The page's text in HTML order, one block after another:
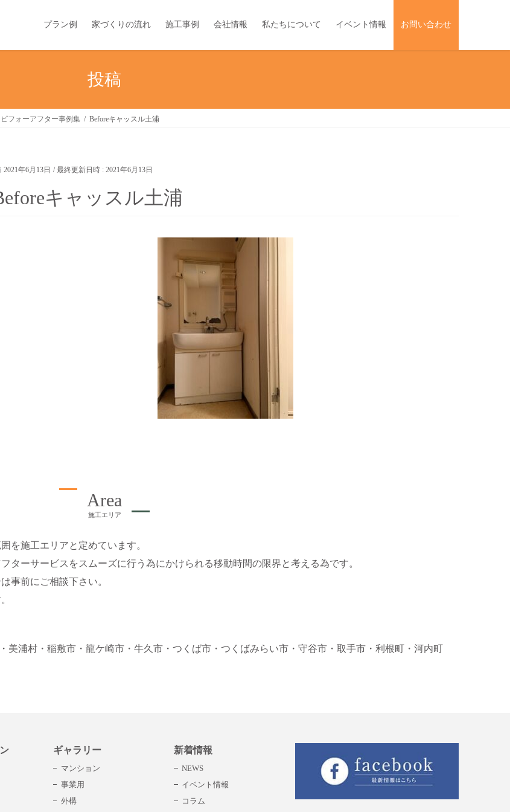
プラン例 家づくりの流れ 施工事例 会社情報 私たちについて イベント情報 お問い合わせ
投稿
フォーアフター事例集 Beforeキャッスル土浦
2021年6月13日 / 最終更新日時 :2021年6月13日
キャッスル土浦
Area
施工エリア
を施工エリアと定めています。
ターサービスをスムーズに行う為にかけられる移動時間の限界と考える為です。
事前にご相談下さい。
・美浦村 ・稲敷市 ・龍ケ崎市 ・牛久市 ・つくば市 ・つくばみらい市 ・守谷市 ・取手市 ・利根町 ・河内町
ギャラリー
マンション
事業用
外構
新着情報
NEWS
イベント情報
コラム